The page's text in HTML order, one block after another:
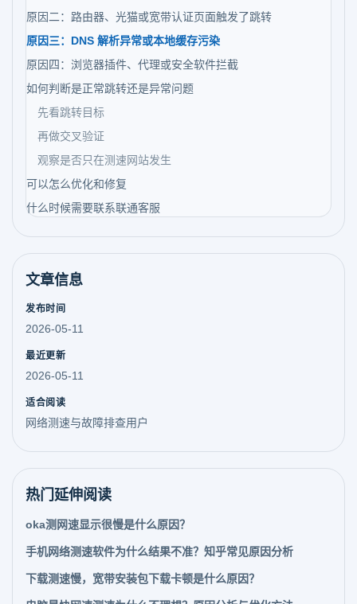
原因二：路由器、光猫或宽带认证页面触发了跳转
原因三：DNS 解析异常或本地缓存污染
原因四：浏览器插件、代理或安全软件拦截
如何判断是正常跳转还是异常问题
先看跳转目标
再做交叉验证
观察是否只在测速网站发生
可以怎么优化和修复
什么时候需要联系联通客服
文章信息
发布时间
2026-05-11
最近更新
2026-05-11
适合阅读
网络测速与故障排查用户
热门延伸阅读
oka测网速显示很慢是什么原因？
手机网络测速软件为什么结果不准？知乎常见原因分析
下载测速慢，宽带安装包下载卡顿是什么原因？